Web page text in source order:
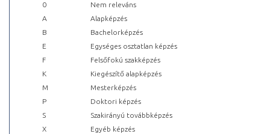
0
Nem releváns
A
Alapképzés
B
Bachelorképzés
E
Egységes osztatlan képzés
F
Felsőfokú szakképzés
K
Kiegészítő alapképzés
M
Mesterképzés
P
Doktori képzés
S
Szakirányú továbbképzés
X
Egyéb képzés